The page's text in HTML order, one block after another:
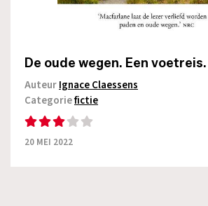
De oude wegen. Een voetreis.
AuteurIgnace Claessens
Categoriefictie
20 MEI 2022